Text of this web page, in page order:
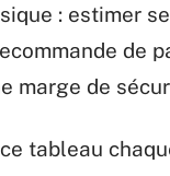
: estimer
de
marge de
tableau